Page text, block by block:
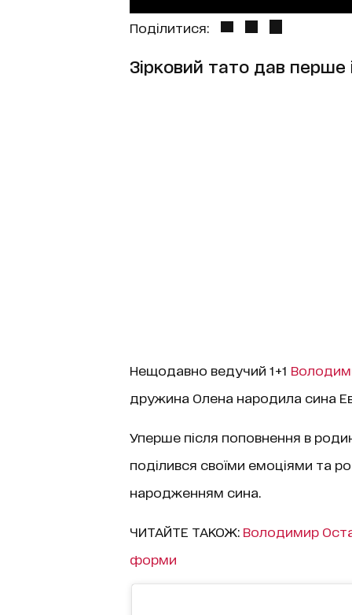
Поділитися:
Зірковий тато дав перше
Нещодавно ведучий 1+1
дружина Олена народила сина
Уперше після поповнення в
поділився своїми емоціями та
народженням сина.
ЧИТАЙТЕ ТАКОЖ: Володимир
форми